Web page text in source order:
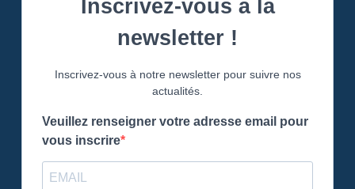
Inscrivez-vous à la
newsletter !
Inscrivez-vous à notre newsletter pour suivre nos
actualités.
Veuillez renseigner votre adresse email pour
vous inscrire